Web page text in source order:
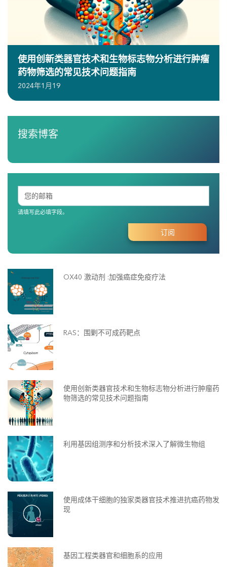
使用创新类器官技术和生物标志物分析进行肿瘤
药物筛选的常见技术问题指南
2024年1月19
搜索博客
请填写此必填字段。
OX40 激动剂 :加强癌症免疫疗法
RAS：围剿不可成药靶点
使用创新类器官技术和生物标志物分析进行肿瘤药
物筛选的常见技术问题指南
利用基因组测序和分析技术深入了解微生物组
使用成体干细胞的独家类器官技术推进抗癌药物发
现
基因工程类器官和细胞系的应用